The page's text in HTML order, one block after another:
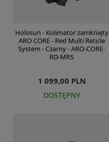
Holosun - Kolimator zamknięty
ARO CORE - Red Multi Reticle
System - Czarny - ARO-CORE-
RD-MRS
1 099,00 PLN
DOSTĘPNY